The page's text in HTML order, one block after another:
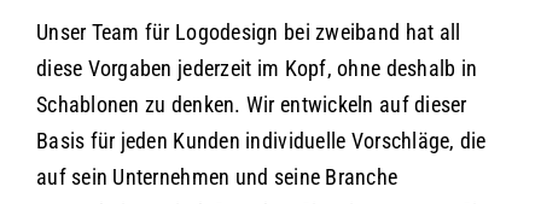
Unser Team für Logodesign bei zweiband hat all
diese Vorgaben jederzeit im Kopf, ohne deshalb in
Schablonen zu denken. Wir entwickeln auf dieser
Basis für jeden Kunden individuelle Vorschläge, die
auf sein Unternehmen und seine Branche